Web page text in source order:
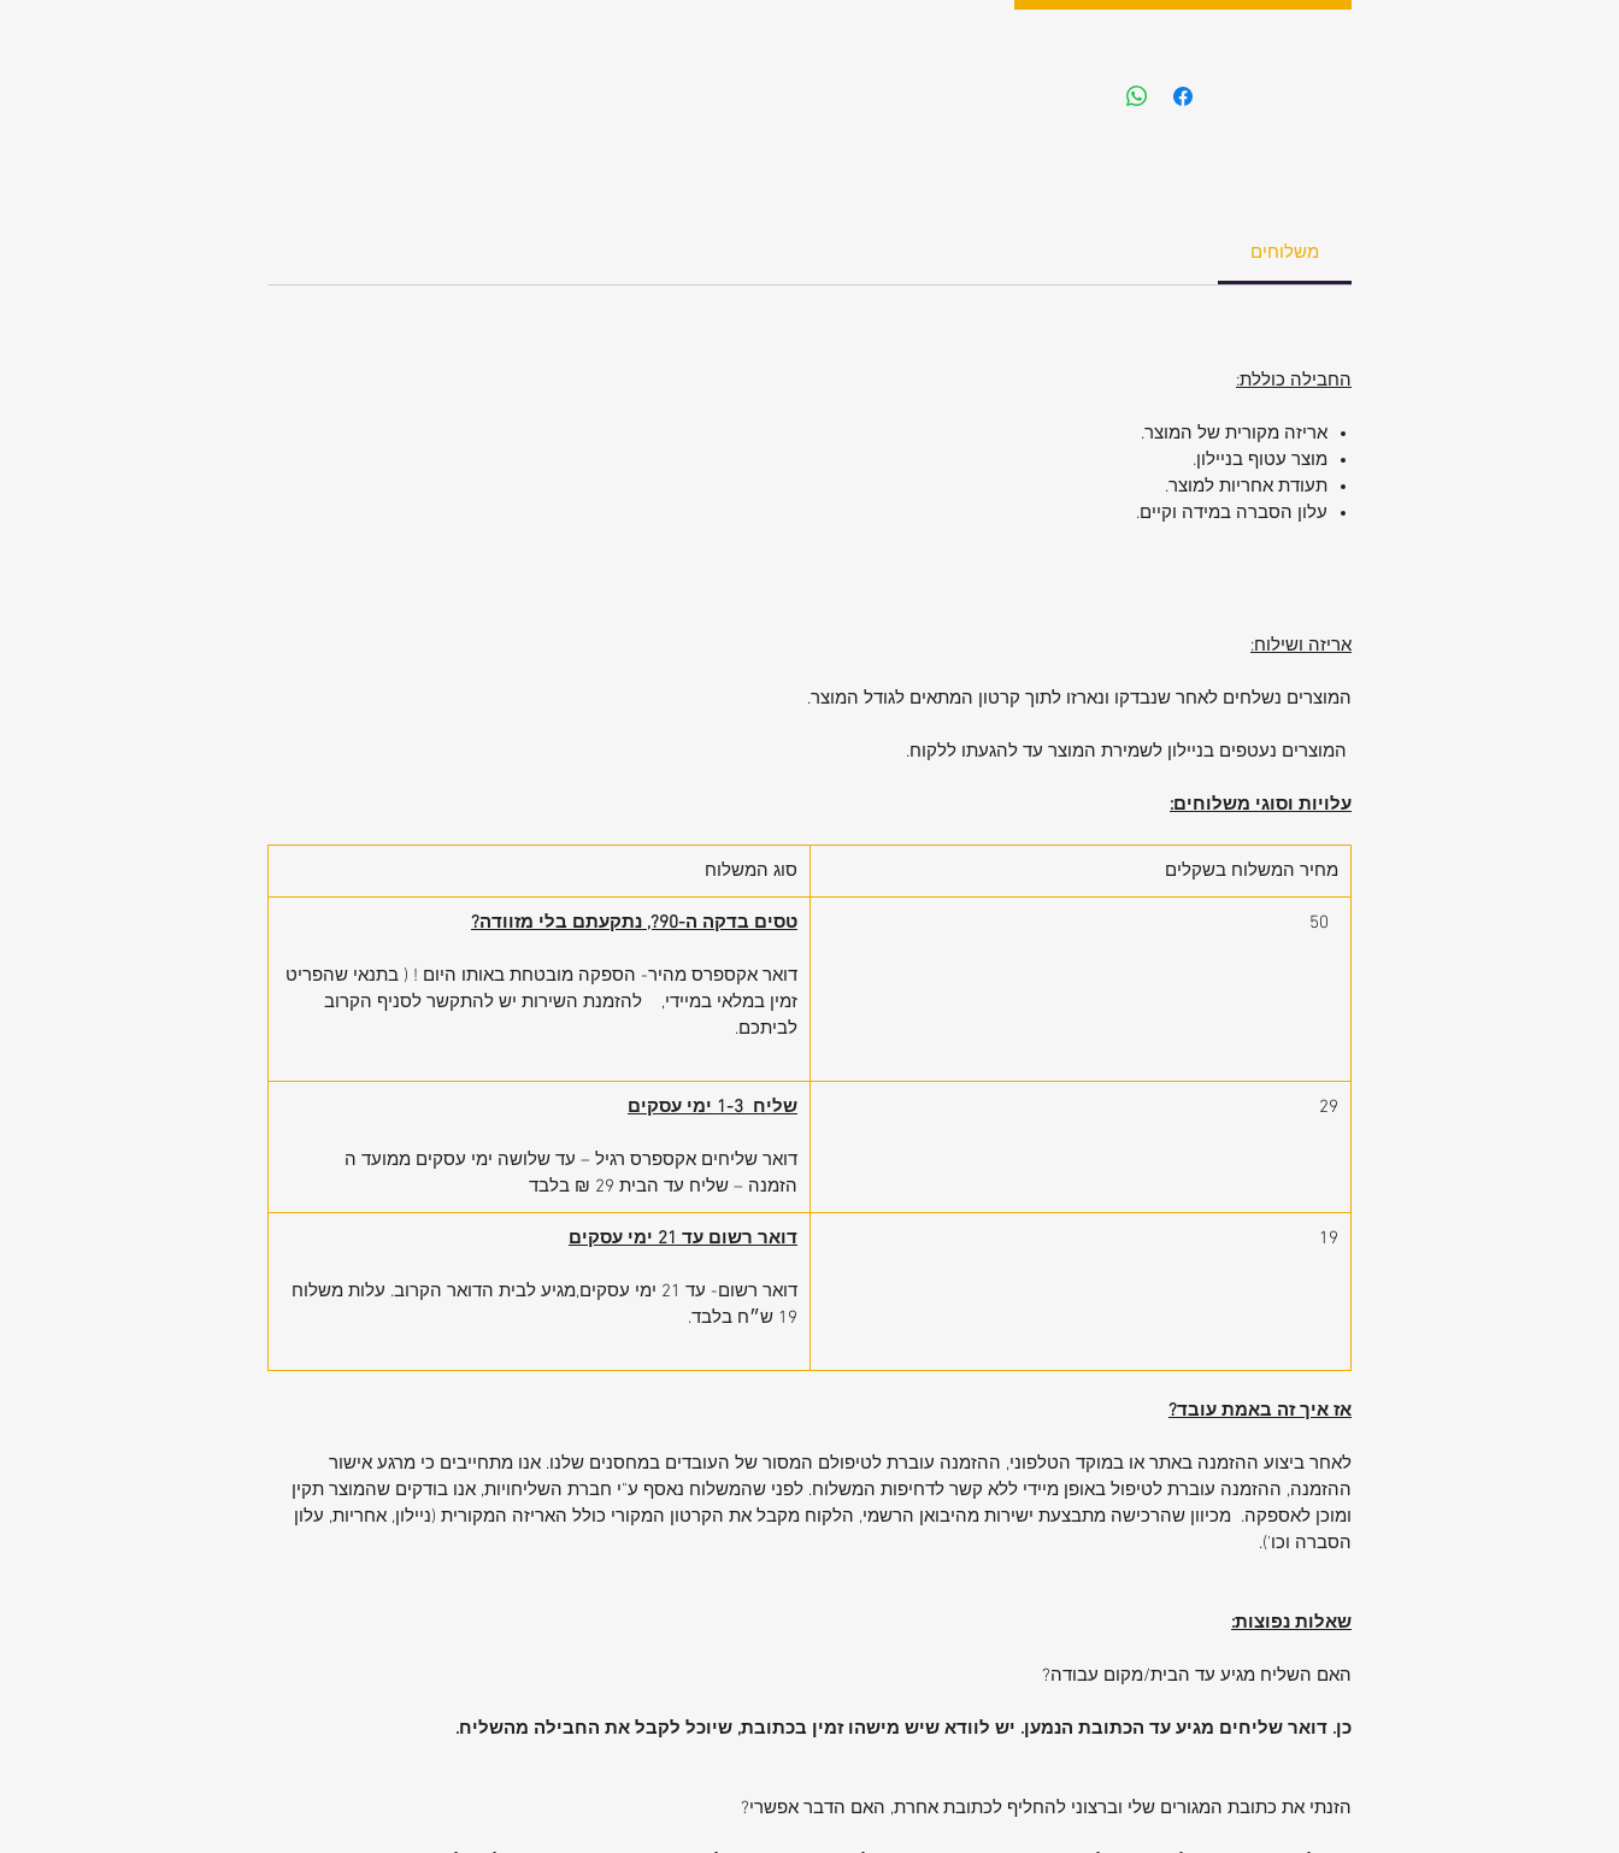
style inspired by the Concord 11s
משלוחים
החבילה כוללת:
אריזה מקורית של המוצר.
מוצר עטוף בניילון.
תעודת אחריות למוצר.
עלון הסברה במידה וקיים.
אריזה ושילוח:
המוצרים נשלחים לאחר שנבדקו ונארזו לתוך קרטון המתאים לגודל המוצר.
המוצרים נעטפים בניילון לשמירת המוצר עד להגעתו ללקוח.
עלויות וסוגי משלוחים:
מחיר המשלוח בשקלים סוג המשלוח
טסים בדקה ה-90?, נתקעתם בלי מזוודה?
דואר אקספרס מהיר- הספקה מובטחת באותו היום ! ( בתנאי שהפריט
זמין במלאי במיידי, להזמנת השירות יש להתקשר לסניף הקרוב
לביתכם.
29 שליח 1-3 ימי עסקים
דואר שליחים אקספרס רגיל – עד שלושה ימי עסקים ממועד ה
הזמנה – שליח עד הבית 29 ₪ בלבד
19 דואר רשום עד 21 ימי עסקים
דואר רשום- עד 21 ימי עסקים,מגיע לבית הדואר הקרוב. עלות משלוח
19 ש״ח בלבד.
אז איך זה באמת עובד?
לאחר ביצוע ההזמנה באתר או במוקד הטלפוני, ההזמנה עוברת לטיפולם המסור של העובדים במחסנים שלנו. אנו מתחייבים כי מרגע אישור
ההזמנה, ההזמנה עוברת לטיפול באופן מיידי ללא קשר לדחיפות המשלוח. לפני שהמשלוח נאסף ע"י חברת השליחויות, אנו בודקים שהמוצר תקין
ומוכן לאספקה. מכיוון שהרכישה מתבצעת ישירות מהיבואן הרשמי, הלקוח מקבל את הקרטון המקורי כולל האריזה המקורית (ניילון, אחריות, עלון
הסברה וכו').
שאלות נפוצות:
האם השליח מגיע עד הבית/מקום עבודה?
כן. דואר שליחים מגיע עד הכתובת הנמען. יש לוודא שיש מישהו זמין בכתובת, שיוכל לקבל את החבילה מהשליח.
הזנתי את כתובת המגורים שלי וברצוני להחליף לכתובת אחרת, האם הדבר אפשרי?